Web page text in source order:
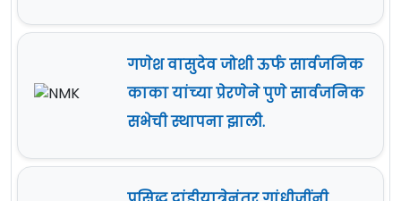
गणेश वासुदेव जोशी ऊर्फ सार्वजनिक
काका यांच्या प्रेरणेने पुणे सार्वजनिक
सभेची स्थापना झाली.